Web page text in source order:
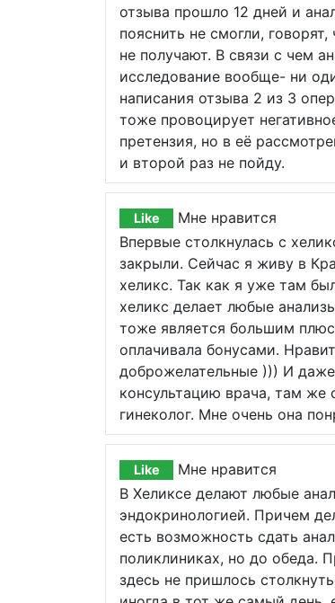
отзыва прошло 12 дней и
пояснить не смогли,
не получают. В связи с чем
исследование вообще- ни
написания отзыва 2 из 3
тоже провоцирует
претензия, но в её
и второй раз не пойду.
Like
Мне нравится
Впервые столкнулась с
закрыли. Сейчас я живу в
хеликс. Так как я уже там
хеликс делает любые
тоже является большим
оплачивала бонусами.
доброжелательные ))) И
консультацию врача, там же
гинеколог. Мне очень она
Like
Мне нравится
В Хеликсе делают любые
эндокринологией. Причем
есть возможность сдать
поликлиниках, но до обеда.
здесь не пришлось